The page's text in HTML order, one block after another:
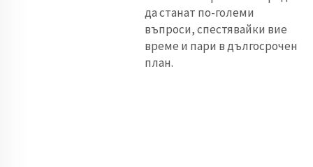
да станат по-големи
въпроси, спестявайки вие
време и пари в дългосрочен
план.